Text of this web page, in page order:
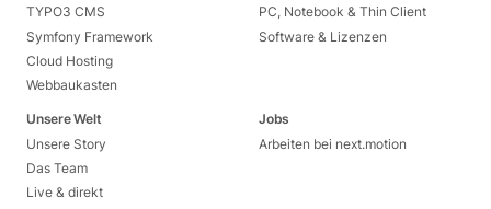
TYPO3 CMS
Symfony Framework
Cloud Hosting
Webbaukasten
PC, Notebook & Thin Client
Software & Lizenzen
Unsere Welt
Unsere Story
Das Team
Live & direkt
Jobs
Arbeiten bei next.motion